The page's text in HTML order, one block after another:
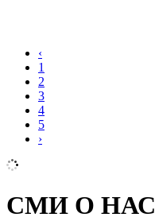
‹
1
2
3
4
5
›
СМИ О НАС